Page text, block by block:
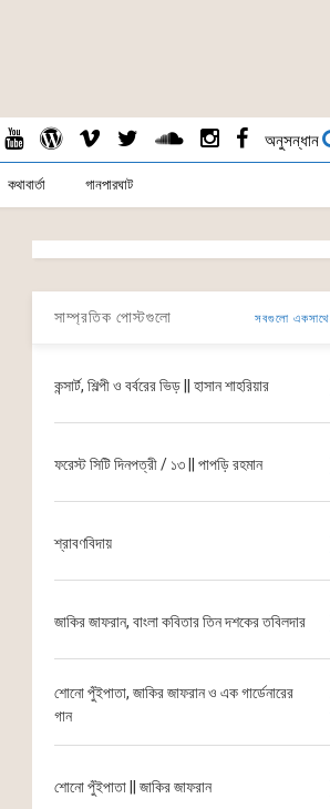
অনুসন্ধান
কথাবার্তা গানপারঘাট
সাম্প্রতিক পোস্টগুলো সবগুলো একসাথে
কন্সার্ট, শিল্পী ও বর্বরের ভিড় || হাসান শাহরিয়ার
ফরেস্ট সিটি দিনপত্রী / ১৩ || পাপড়ি রহমান
শ্রাবণবিদায়
জাকির জাফরান, বাংলা কবিতার তিন দশকের তবিলদার
শোনো পুঁইপাতা, জাকির জাফরান ও এক গার্ডেনারের
গান
শোনো পুঁইপাতা || জাকির জাফরান